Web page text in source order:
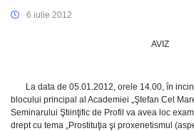
6 iulie 2012
AVIZ
La data de 05.01.2012, orele 14.00, în
blocului principal al Academiei „Ştefan Cel
Seminarului Ştiinţific de Profil va avea loc
drept cu tema „Prostituţia şi proxenetismul